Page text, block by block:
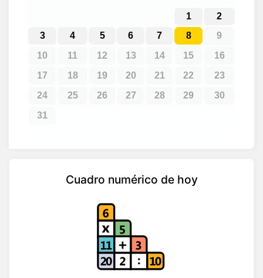
1
2
3
4 5 6 7 8
9
10
11 12 13 14 15
16
17
18 19 20 21 22
23
24
25 26 27 28 29
30
31
Cuadro numérico de hoy